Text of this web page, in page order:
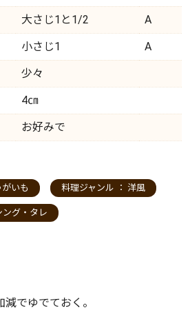
大さじ1と1/2 A
小さじ1 A
少々
4㎝
お好みで
がいも 料理ジャンル ： 洋風
ング・タレ
でゆでておく。